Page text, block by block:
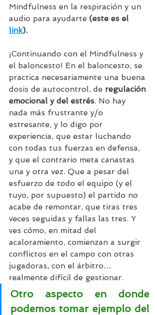
Mindfulness en la respiración y un
audio para ayudarte (este es el
link).
¡Continuando con el Mindfulness y
el baloncesto! En el baloncesto, se
practica necesariamente una buena
dosis de autocontrol, de regulación
emocional y del estrés. No hay
nada más frustrante y/o
estresante, y lo digo por
experiencia, que estar luchando
con todas tus fuerzas en defensa,
y que el contrario meta canastas
una y otra vez. Que a pesar del
esfuerzo de todo el equipo (y el
tuyo, por supuesto) el partido no
acabe de remontar, que tiras tres
veces seguidas y fallas las tres. Y
ves cómo, en mitad del
acaloramiento, comienzan a surgir
conflictos en el campo con otras
jugadoras, con el árbitro…
realmente difícil de gestionar.
Otro aspecto en donde
podemos tomar ejemplo del